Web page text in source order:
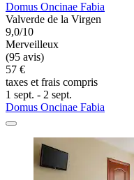
Domus Oncinae Fabia
Valverde de la Virgen
9,0/10
Merveilleux
(95 avis)
57 €
taxes et frais compris
1 sept. - 2 sept.
Domus Oncinae Fabia